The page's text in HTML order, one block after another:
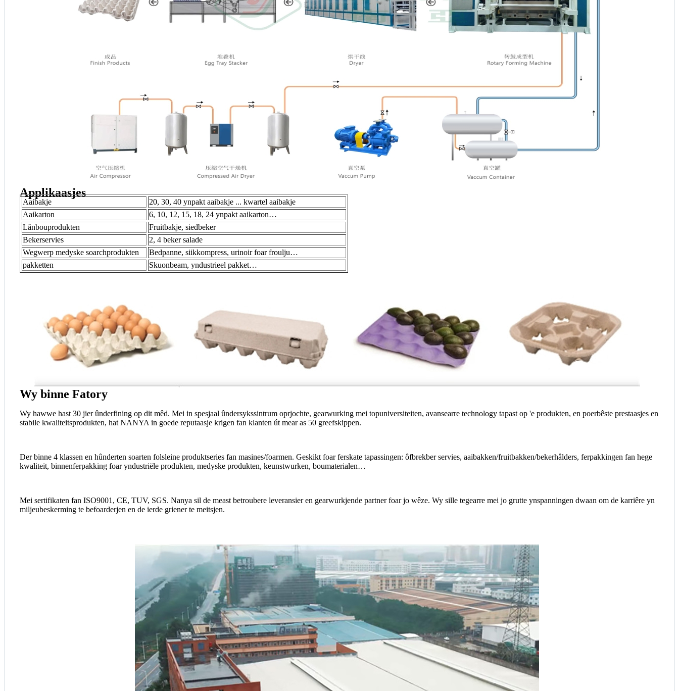
Applikaasjes
Aaibakje
20, 30, 40 ynpakt aaibakje ... kwartel aaibakje
Aaikarton
6, 10, 12, 15, 18, 24 ynpakt aaikarton…
Lânbouprodukten
Fruitbakje, siedbeker
Bekerservies
2, 4 beker salade
Wegwerp medyske soarchprodukten
Bedpanne, siikkompress, urinoir foar froulju…
pakketten
Skuonbeam, yndustrieel pakket…
Wy binne Fatory
Wy hawwe hast 30 jier ûnderfining op dit mêd. Mei in spesjaal ûndersykssintrum oprjochte, gearwurking mei topuniversiteiten, avansearre technology tapast op 'e produkten, en poerbêste prestaasjes en
stabile kwaliteitsprodukten, hat NANYA in goede reputaasje krigen fan klanten út mear as 50 greefskippen.
Der binne 4 klassen en hûnderten soarten folsleine produktseries fan masines/foarmen. Geskikt foar ferskate tapassingen: ôfbrekber servies, aaibakken/fruitbakken/bekerhâlders, ferpakkingen fan hege
kwaliteit, binnenferpakking foar yndustriële produkten, medyske produkten, keunstwurken, boumaterialen…
Mei sertifikaten fan ISO9001, CE, TUV, SGS. Nanya sil de meast betroubere leveransier en gearwurkjende partner foar jo wêze. Wy sille tegearre mei jo grutte ynspanningen dwaan om de karriêre yn
miljeubeskerming te befoarderjen en de ierde griener te meitsjen.